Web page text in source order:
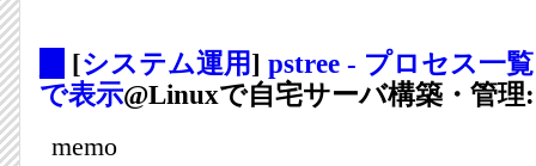
[システム運用]pstree - プロセス一
で表示@Linuxで自宅サーバ構築・管
memo